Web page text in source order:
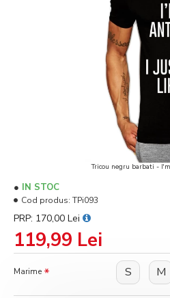
Tricou negru barbati -
119,99 Lei
PRP: 170,00 Lei
IN STOC
Cod produs: TPi093
Marime S M